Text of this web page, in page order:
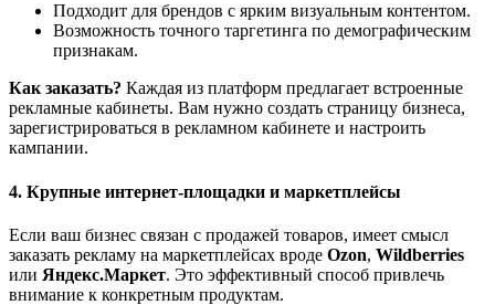
Подходит для брендов с ярким визуальным контентом.
Возможность точного таргетинга по демографическим
признакам.
Как заказать? Каждая из платформ предлагает встроенные
рекламные кабинеты. Вам нужно создать страницу бизнеса,
зарегистрироваться в рекламном кабинете и настроить
кампании.
4. Крупные интернет-площадки и маркетплейсы
Если ваш бизнес связан с продажей товаров, имеет смысл
заказать рекламу на маркетплейсах вроде Ozon, Wildberries
или Яндекс.Маркет. Это эффективный способ привлечь
внимание к конкретным продуктам.